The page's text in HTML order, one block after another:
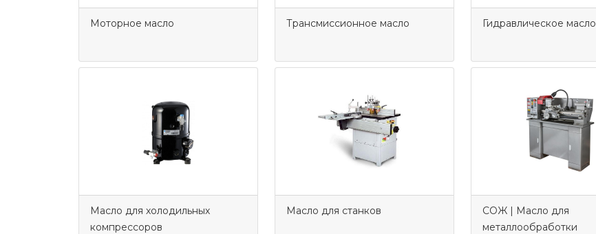
Моторное масло Трансмиссионное масло Гидравлическое масло
Масло для холодильных
компрессоров
Масло для станков
СОЖ | Масло для
металлообработки